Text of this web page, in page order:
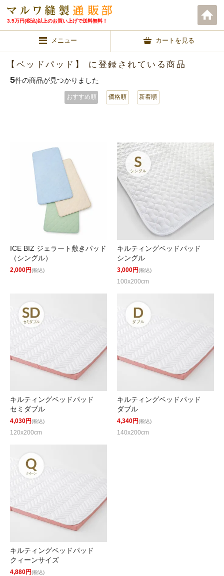
3.5万円(税込)以上のお買い上げで送料無料！
メニュー カートを見る
【ベッドパッド】 に登録されている商品
5件の商品が見つかりました
おすすめ順 価格順 新着順
ICE BIZ ジェラート敷きパッド
（シングル）
2,000円(税込)
キルティングベッドパッド
シングル
3,000円(税込)
100x200cm
キルティングベッドパッド
セミダブル
4,030円(税込)
120x200cm
キルティングベッドパッド
ダブル
4,340円(税込)
140x200cm
キルティングベッドパッド
クィーンサイズ
4,880円(税込)